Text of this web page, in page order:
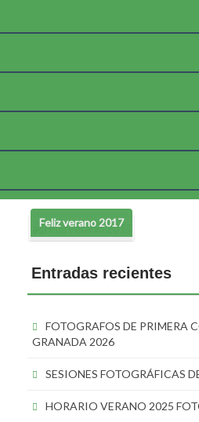
Feliz verano 2017
Entradas recientes
FOTOGRAFOS DE PRIMERA
GRANADA 2026
SESIONES FOTOGRÁFICAS
HORARIO VERANO 2025